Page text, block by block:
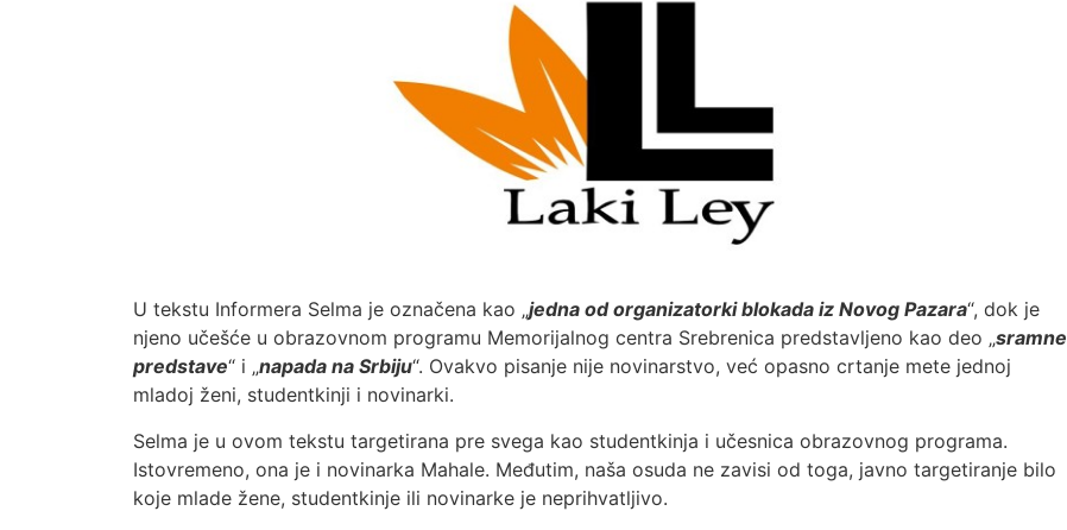
U tekstu Informera Selma je označena kao „jedna od organizatorki blokada iz Novog Pazara“, dok je
njeno učešće u obrazovnom programu Memorijalnog centra Srebrenica predstavljeno kao deo „sramne
predstave“ i „napada na Srbiju“. Ovakvo pisanje nije novinarstvo, već opasno crtanje mete jednoj
mladoj ženi, studentkinji i novinarki.
Selma je u ovom tekstu targetirana pre svega kao studentkinja i učesnica obrazovnog programa.
Istovremeno, ona je i novinarka Mahale. Međutim, naša osuda ne zavisi od toga, javno targetiranje bilo
koje mlade žene, studentkinje ili novinarke je neprihvatljivo.